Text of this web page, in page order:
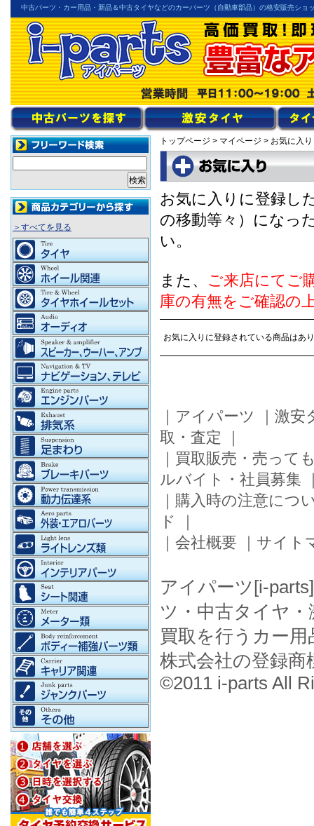
中古パーツ・カー用品・新品＆中古タイヤなどのカーパーツ（自動車部品）の格安販売ショ
トップページ > マイページ > お気に入り
お気に入りに登録し
の移動等々）になっ
い。
また、 ご来店にてご
庫の有無をご確認の
お気に入りに登録されている商品はあ
｜ アイパーツ ｜ 激安
取・査定 ｜
｜ 買取販売・売って
ルバイト・社員募集
｜ 購入時の注意につ
ド
｜
｜ 会社概要 ｜ サイト
アイパーツ[i-
ツ・中古タイヤ
買取を行うカー
株式会社の登録商
©2011 i-parts All
＞すべてを見る